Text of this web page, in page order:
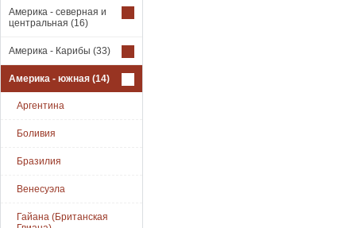
Америка - северная и
центральная (16)
Америка - Карибы (33)
Америка - южная (14)
Аргентина
Боливия
Бразилия
Венесуэла
Гайана (Британская